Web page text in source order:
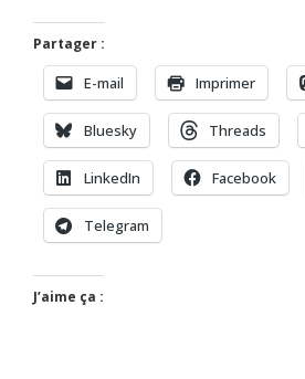
Partager :
E-mail Imprimer
Bluesky Threads
LinkedIn Facebook
Telegram
J’aime ça :